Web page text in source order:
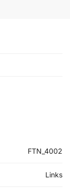
FTN_4002
Links